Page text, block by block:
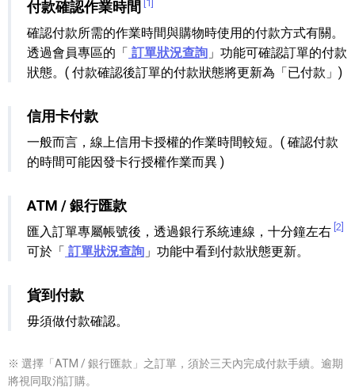
付款確認作業時間 [1]
確認付款所需的作業時間與購物時使用的付款方式有關。
透過會員專區的「 訂單狀況查詢 」功能可確認訂單的付款
狀態。( 付款確認後訂單的付款狀態將更新為「已付款」)
信用卡付款
一般而言，線上信用卡授權的作業時間較短。( 確認付款
的時間可能因發卡行授權作業而異 )
ATM / 銀行匯款
匯入訂單專屬帳號後，透過銀行系統連線，十分鐘左右 [2]
可於「 訂單狀況查詢 」功能中看到付款狀態更新。
貨到付款
毋須做付款確認。
※ 選擇「ATM / 銀行匯款」之訂單，須於三天內完成付款手續。逾期
將視同取消訂購。